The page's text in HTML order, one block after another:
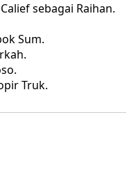
sebagai Raihan.
Sum.
Truk.